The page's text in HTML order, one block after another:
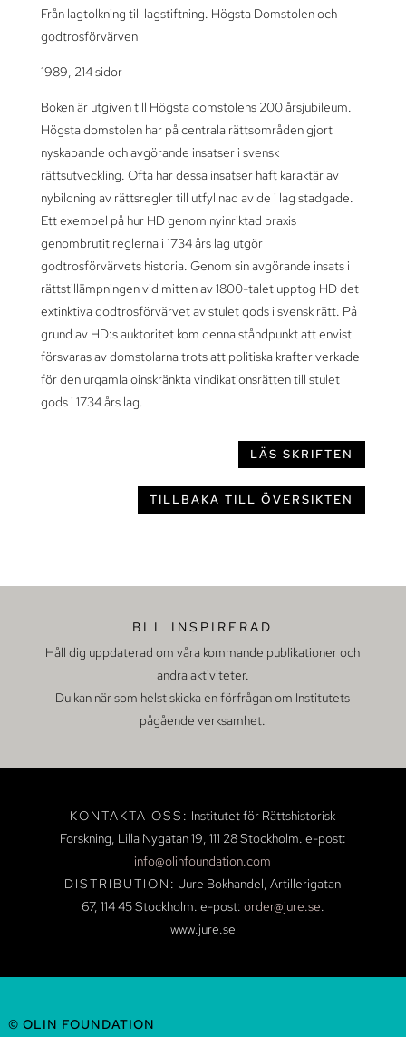
Från lagtolkning till lagstiftning. Högsta Domstolen och
godtrosförvärven
1989, 214 sidor
Boken är utgiven till Högsta domstolens 200 årsjubileum.
Högsta domstolen har på centrala rättsområden gjort
nyskapande och avgörande insatser i svensk
rättsutveckling. Ofta har dessa insatser haft karaktär av
nybildning av rättsregler till utfyllnad av de i lag stadgade.
Ett exempel på hur HD genom nyinriktad praxis
genombrutit reglerna i 1734 års lag utgör
godtrosförvärvets historia. Genom sin avgörande insats i
rättstillämpningen vid mitten av 1800-talet upptog HD det
extinktiva godtrosförvärvet av stulet gods i svensk rätt. På
grund av HD:s auktoritet kom denna ståndpunkt att envist
försvaras av domstolarna trots att politiska krafter verkade
för den urgamla oinskränkta vindikationsrätten till stulet
gods i 1734 års lag.
LÄS SKRIFTEN
TILLBAKA TILL ÖVERSIKTEN
BLI INSPIRERAD
Håll dig uppdaterad om våra kommande publikationer och
andra aktiviteter.
Du kan när som helst skicka en förfrågan om Institutets
pågående verksamhet.
KONTAKTA OSS: Institutet för Rättshistorisk
Forskning, Lilla Nygatan 19, 111 28 Stockholm. e-post:
info@olinfoundation.com
DISTRIBUTION: Jure Bokhandel, Artillerigatan
67, 114 45 Stockholm. e-post: order@jure.se
www.jure.se
© OLIN FOUNDATION